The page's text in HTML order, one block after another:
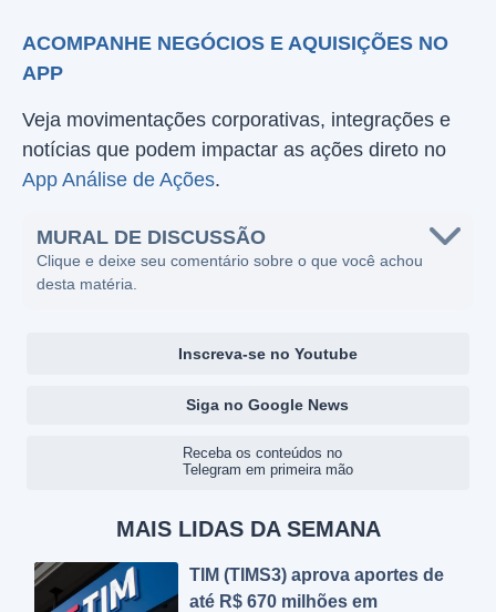
ACOMPANHE NEGÓCIOS E AQUISIÇÕES NO
APP
Veja movimentações corporativas, integrações e
notícias que podem impactar as ações direto no
App Análise de Ações.
MURAL DE DISCUSSÃO
Clique e deixe seu comentário sobre o que você achou
desta matéria.
Inscreva-se no Youtube
Siga no Google News
Receba os conteúdos no
Telegram em primeira mão
MAIS LIDAS DA SEMANA
TIM (TIMS3) aprova aportes de
até R$ 670 milhões em